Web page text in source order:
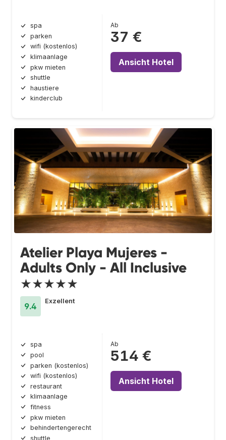
spa
parken
wifi (kostenlos)
klimaanlage
pkw mieten
shuttle
haustiere
kinderclub
Ab
37 €
Ansicht Hotel
Atelier Playa Mujeres -
Adults Only - All Inclusive
★★★★★
9.4
Exzellent
spa
pool
parken (kostenlos)
wifi (kostenlos)
restaurant
klimaanlage
fitness
pkw mieten
behindertengerecht
shuttle
Ab
514 €
Ansicht Hotel